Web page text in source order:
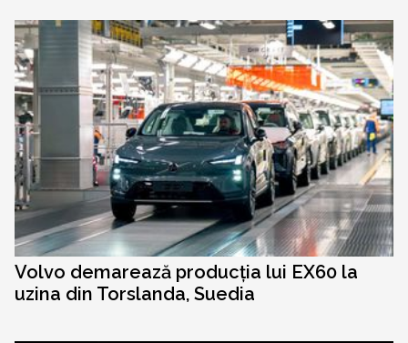
Volvo demarează producția lui EX60 la
uzina din Torslanda, Suedia